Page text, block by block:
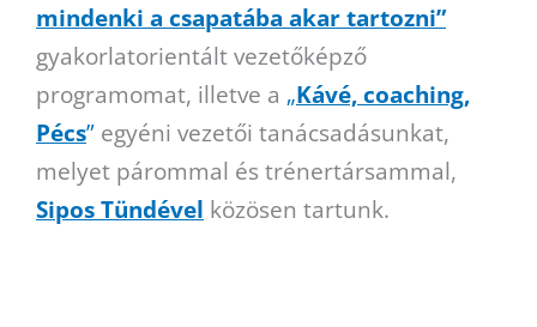
mindenki a csapatába akar tartozni”
gyakorlatorientált vezetőképző
programomat, illetve a „Kávé, coaching,
Pécs” egyéni vezetői tanácsadásunkat,
melyet párommal és trénertársammal,
Sipos Tündével közösen tartunk.